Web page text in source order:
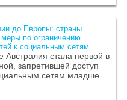
до Европы: страны
по ограничению
к социальным сетям
Австралия стала первой в
запретившей доступ
сетям младше